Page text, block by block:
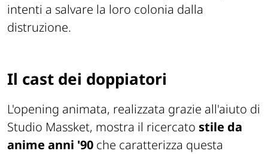
intenti a salvare la loro colonia dalla
distruzione.
Il cast dei doppiatori
L'opening animata, realizzata grazie all'aiuto di
Studio Massket, mostra il ricercato stile da
anime anni '90 che caratterizza questa